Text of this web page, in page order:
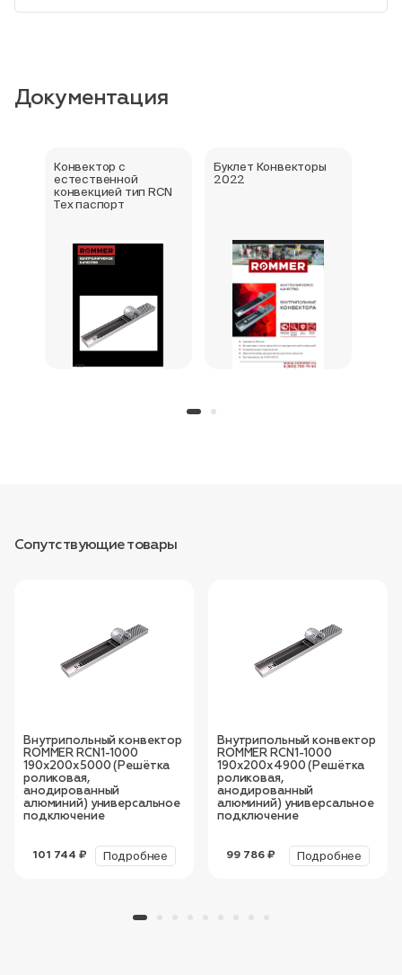
Документация
Конвектор с
естественной
конвекцией тип RCN
Тех паспорт
Буклет Конвекторы
2022
Сопутствующие товары
Внутрипольный конвектор
ROMMER RCN1-1000
190х200х5000 (Решётка
роликовая,
анодированный
алюминий) универсальное
подключение
101 744 ₽ Подробнее
Внутрипольный конвектор
ROMMER RCN1-1000
190х200х4900 (Решётка
роликовая,
анодированный
алюминий) универсальное
подключение
99 786 ₽ Подробнее